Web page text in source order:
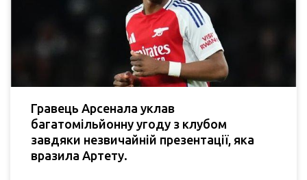
Гравець Арсенала уклав
багатомільйонну угоду з клубом
завдяки незвичайній презентації, яка
вразила Артету.